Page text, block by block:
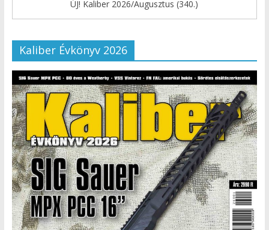
ÚJ! Kaliber 2026/Augusztus (340.)
Kaliber Évkönyv 2026